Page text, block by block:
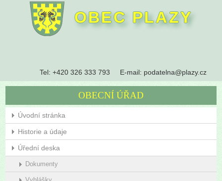
OBEC PLAZY
Tel: +420 326 333 793 E-mail: podatelna@plazy.cz
OBECNÍ ÚŘAD
Úvodní stránka
Historie a údaje
Úřední deska
Dokumenty